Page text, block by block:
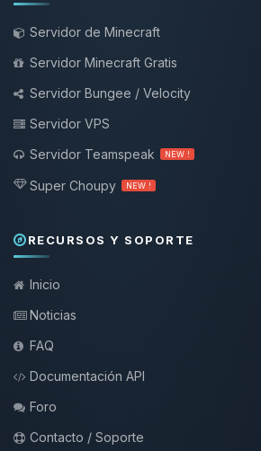
Servidor de Minecraft
Servidor Minecraft Gratis
Servidor Bungee / Velocity
Servidor VPS
Servidor Teamspeak
NEW !
Super Choupy NEW !
RECURSOS Y SOPORTE
Inicio
Noticias
FAQ
Documentación API
Foro
Contacto / Soporte